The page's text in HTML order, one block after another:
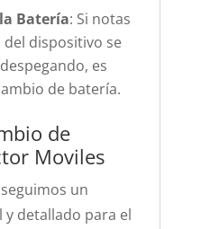
Batería: Si notas
dispositivo se
es
de batería.
de
Moviles
un
detallado para el